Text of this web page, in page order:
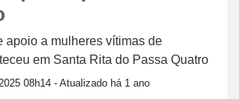
apoio a mulheres vítimas de
em Santa Rita do Passa Quatro
08h14 - Atualizado há 1 ano